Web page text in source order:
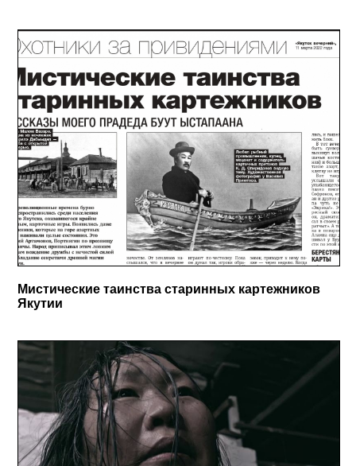
Мистические таинства старинных картежников
Якутии